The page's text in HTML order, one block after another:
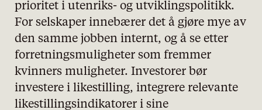
prioritet i utenriks- og utviklingspolitikk.
For selskaper innebærer det å gjøre mye av
den samme jobben internt, og å se etter
forretningsmuligheter som fremmer
kvinners muligheter. Investorer bør
investere i likestilling, integrere relevante
likestillingsindikatorer i sine